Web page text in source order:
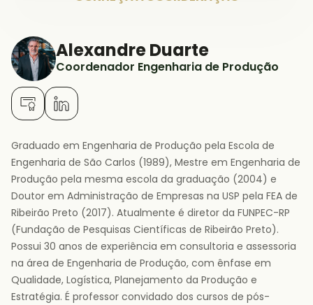
Alexandre Duarte
Coordenador Engenharia de Produção
Graduado em Engenharia de Produção pela Escola de
Engenharia de São Carlos (1989), Mestre em Engenharia de
Produção pela mesma escola da graduação (2004) e
Doutor em Administração de Empresas na USP pela FEA de
Ribeirão Preto (2017). Atualmente é diretor da FUNPEC-RP
(Fundação de Pesquisas Científicas de Ribeirão Preto).
Possui 30 anos de experiência em consultoria e assessoria
na área de Engenharia de Produção, com ênfase em
Qualidade, Logística, Planejamento da Produção e
Estratégia. É professor convidado dos cursos de pós-